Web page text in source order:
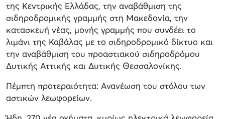
της Κεντρικής Ελλάδας, την αναβάθμιση της
σιδηροδρομικής γραμμής στη Μακεδονία, την
κατασκευή νέας, μονής γραμμής που συνδέει το
λιμάνι της Καβάλας με το σιδηροδρομικό δίκτυο και
την αναβάθμιση του προαστιακού σιδηροδρόμου
Δυτικής Αττικής και Δυτικής Θεσσαλονίκης.
Πέμπτη προτεραιότητα: Ανανέωση του στόλου των
αστικών λεωφορείων.